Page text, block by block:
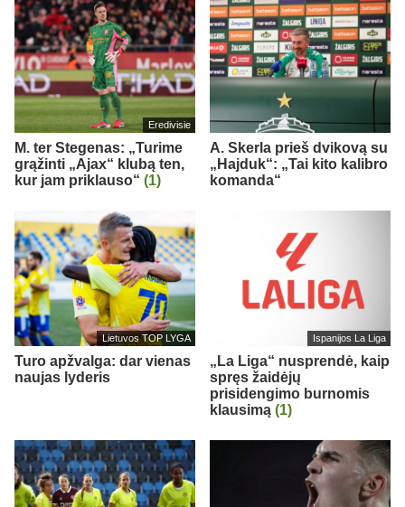
Eredivisie
M. ter Stegenas: „Turime
grąžinti „Ajax“ klubą ten,
kur jam priklauso“ (1)
A. Skerla prieš dvikovą su
„Hajduk“: „Tai kito kalibro
komanda“
Lietuvos TOP LYGA
Turo apžvalga: dar vienas
naujas lyderis
Ispanijos La Liga
„La Liga“ nusprendė, kaip
spręs žaidėjų
prisidengimo burnomis
klausimą (1)